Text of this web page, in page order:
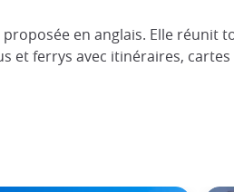
en anglais. Elle réunit
et ferrys avec itinéraires,